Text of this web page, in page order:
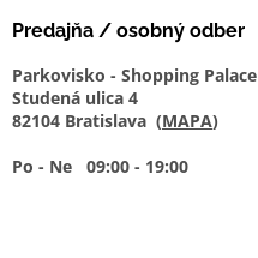
Predajňa / osobný odber
Parkovisko - Shopping Palace
Studená ulica 4
82104 Bratislava (MAPA)
Po - Ne 09:00 - 19:00